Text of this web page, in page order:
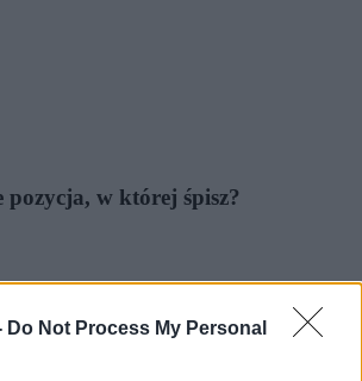
Do Not Process My Personal
pozycja, w której śpisz?
bardzo często wyraża niepewność i brak